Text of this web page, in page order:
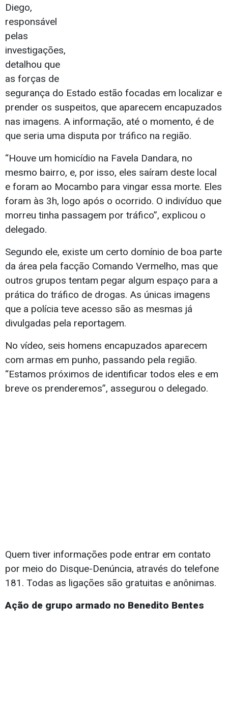
Diego,
responsável
pelas
investigações,
detalhou que
as forças de
segurança do Estado estão focadas em localizar e
prender os suspeitos, que aparecem encapuzados
nas imagens. A informação, até o momento, é de
que seria uma disputa por tráfico na região.
“Houve um homicídio na Favela Dandara, no
mesmo bairro, e, por isso, eles saíram deste local
e foram ao Mocambo para vingar essa morte. Eles
foram às 3h, logo após o ocorrido. O indivíduo que
morreu tinha passagem por tráfico”, explicou o
delegado.
Segundo ele, existe um certo domínio de boa parte
da área pela facção Comando Vermelho, mas que
outros grupos tentam pegar algum espaço para a
prática do tráfico de drogas. As únicas imagens
que a polícia teve acesso são as mesmas já
divulgadas pela reportagem.
No vídeo, seis homens encapuzados aparecem
com armas em punho, passando pela região.
“Estamos próximos de identificar todos eles e em
breve os prenderemos”, assegurou o delegado.
Quem tiver informações pode entrar em contato
por meio do Disque-Denúncia, através do telefone
181. Todas as ligações são gratuitas e anônimas.
Ação de grupo armado no Benedito Bentes